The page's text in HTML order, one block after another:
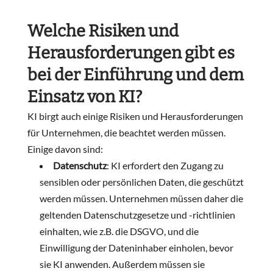
Welche Risiken und
Herausforderungen gibt es
bei der Einführung und dem
Einsatz von KI?
KI birgt auch einige Risiken und Herausforderungen
für Unternehmen, die beachtet werden müssen.
Einige davon sind:
Datenschutz: KI erfordert den Zugang zu
sensiblen oder persönlichen Daten, die geschützt
werden müssen. Unternehmen müssen daher die
geltenden Datenschutzgesetze und -richtlinien
einhalten, wie z.B. die DSGVO, und die
Einwilligung der Dateninhaber einholen, bevor
sie KI anwenden. Außerdem müssen sie